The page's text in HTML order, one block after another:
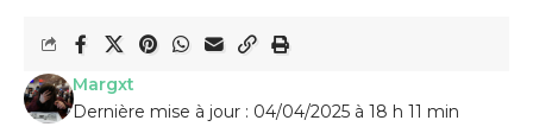
Dernière mise à jour : 04/04/2025 à 18 h 11 min
Margxt